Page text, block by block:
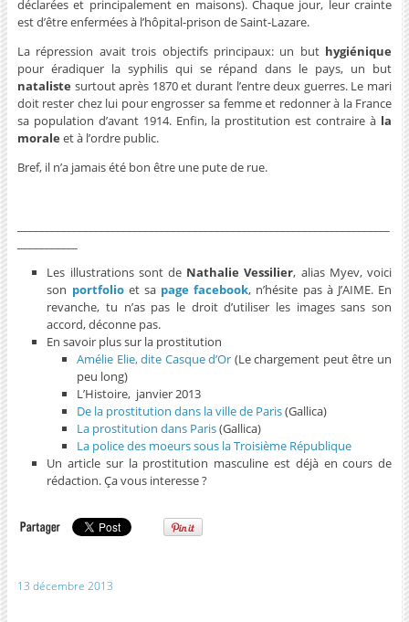
déclarées et principalement en maisons). Chaque jour, leur crainte
est d’être enfermées à l’hôpital-prison de Saint-Lazare.
La répression avait trois objectifs principaux: un but hygiénique
pour éradiquer la syphilis qui se répand dans le pays, un but
nataliste surtout après 1870 et durant l’entre deux guerres. Le mari
doit rester chez lui pour engrosser sa femme et redonner à la France
sa population d’avant 1914. Enfin, la prostitution est contraire à la
morale et à l’ordre public.
Bref, il n’a jamais été bon être une pute de rue.
Les illustrations sont de Nathalie Vessilier, alias Myev, voici
son portfolioet sa page facebook, n’hésite pas à J’AIME. En
revanche, tu n’as pas le droit d’utiliser les images sans son
accord, déconne pas.
En savoir plus sur la prostitution
Amélie Elie, dite Casque d’Or (Le chargement peut être un
peu long)
L’Histoire, janvier 2013
De la prostitution dans la ville de Paris(Gallica)
La prostitution dans Paris(Gallica)
La police des moeurs sous la Troisième République
Un article sur la prostitution masculine est déjà en cours de
rédaction. Ça vous interesse ?
13 décembre 2013